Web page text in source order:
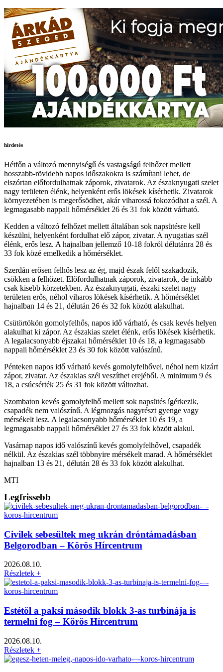
hirdetés
Hétfőn a változó mennyiségű és vastagságú felhőzet mellett
hosszabb-rövidebb napos időszakokra is számítani lehet, de
elszórtan előfordulhatnak záporok, zivatarok. Az északnyugati szelet
nagy területen élénk, helyenként erős lökések kísérhetik. Zivatarok
környezetében is megerősödhet, akár viharossá fokozódhat a szél. A
legmagasabb nappali hőmérséklet 26 és 31 fok között várható.
Kedden a változó felhőzet mellett általában sok napsütésre kell
készülni, helyenként fordulhat elő zápor, zivatar. A nyugatias szél
élénk, erős lesz. A hajnalban jellemző 10-18 fokról délutánra 28 és
33 fok közé emelkedik a hőmérséklet.
Szerdán erősen felhős lesz az ég, majd észak felől szakadozik,
csökken a felhőzet. Előfordulhatnak záporok, zivatarok, de inkább
csak kisebb körzetekben. Az északnyugati, északi szelet nagy
területen erős, néhol viharos lökések kísérhetik. A hőmérséklet
hajnalban 14 és 21, délután 26 és 32 fok között alakulhat.
Csütörtökön gomolyfelhős, napos idő várható, és csak kevés helyen
alakulhat ki zápor. Az északias szelet élénk, erős lökések kísérhetik.
A legalacsonyabb éjszakai hőmérséklet 10 és 18, a legmagasabb
nappali hőmérséklet 23 és 30 fok között valószínű.
Pénteken napos idő várható kevés gomolyfelhővel, néhol nem kizárt
zápor, zivatar. Az északias szél veszíthet erejéből. A minimum 9 és
18, a csúcsérték 25 és 31 fok között változhat.
Szombaton kevés gomolyfelhő mellett sok napsütés ígérkezik,
csapadék nem valószínű. A légmozgás nagyrészt gyenge vagy
mérsékelt lesz. A legalacsonyabb hőmérséklet 10 és 19, a
legmagasabb nappali hőmérséklet 27 és 33 fok között alakul.
Vasárnap napos idő valószínű kevés gomolyfelhővel, csapadék
nélkül. Az északias szél többnyire mérsékelt marad. A hőmérséklet
hajnalban 13 és 21, délután 28 és 33 fok között alakulhat.
MTI
Legfrissebb
Civilek sebesültek meg ukrán dróntámadásban
Belgorodban – Körös Hírcentrum
2026.08.10.
Részletek +
Estétől a paksi második blokk 3-as turbinája is
termelni fog – Körös Hírcentrum
2026.08.10.
Részletek +